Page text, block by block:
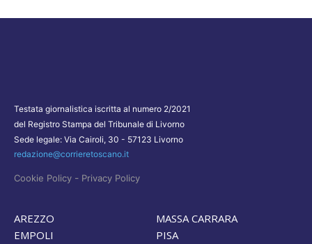
Testata giornalistica iscritta al numero 2/2021
del Registro Stampa del Tribunale di Livorno
Sede legale: Via Cairoli, 30 - 57123 Livorno
redazione@corrieretoscano.it
Cookie Policy - Privacy Policy
AREZZO
EMPOLI
MASSA CARRARA
PISA